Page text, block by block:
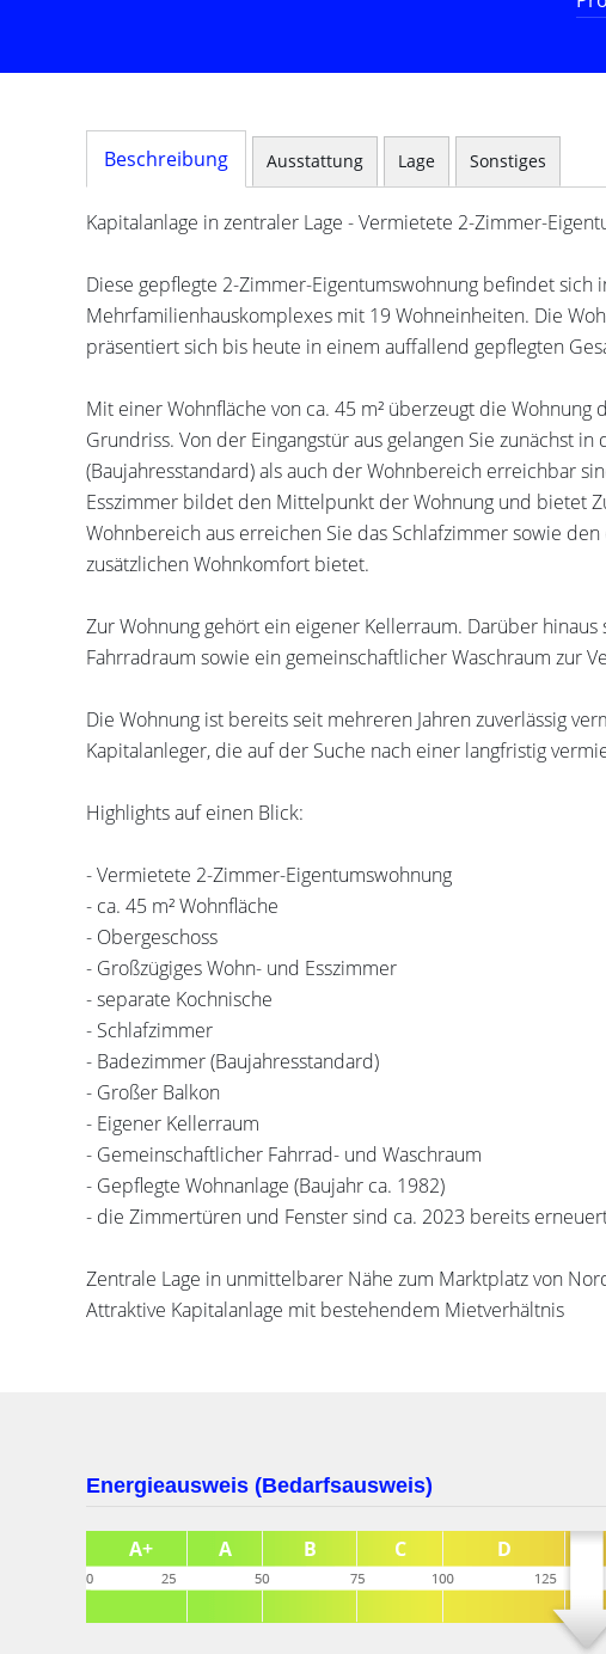
Beschreibung Ausstattung Lage Sonstiges
Kapitalanlage in zentraler Lage - Vermietete 2-Zimmer-
Diese gepflegte 2-Zimmer-Eigentumswohnung befindet sich
Mehrfamilienhauskomplexes mit 19 Wohneinheiten. Die
präsentiert sich bis heute in einem auffallend gepflegten
Mit einer Wohnfläche von ca. 45 m² überzeugt die
Grundriss. Von der Eingangstür aus gelangen Sie zunächst
(Baujahresstandard) als auch der Wohnbereich erreichbar
Esszimmer bildet den Mittelpunkt der Wohnung und bietet
Wohnbereich aus erreichen Sie das Schlafzimmer sowie
zusätzlichen Wohnkomfort bietet.
Zur Wohnung gehört ein eigener Kellerraum. Darüber
Fahrradraum sowie ein gemeinschaftlicher Waschraum zur
Die Wohnung ist bereits seit mehreren Jahren zuverlässig
Kapitalanleger, die auf der Suche nach einer langfristig
Highlights auf einen Blick:
- Vermietete 2-Zimmer-Eigentumswohnung
- ca. 45 m² Wohnfläche
- Obergeschoss
- Großzügiges Wohn- und Esszimmer
- separate Kochnische
- Schlafzimmer
- Badezimmer (Baujahresstandard)
- Großer Balkon
- Eigener Kellerraum
- Gemeinschaftlicher Fahrrad- und Waschraum
- Gepflegte Wohnanlage (Baujahr ca. 1982)
- die Zimmertüren und Fenster sind ca. 2023 bereits
Zentrale Lage in unmittelbarer Nähe zum Marktplatz von
Attraktive Kapitalanlage mit bestehendem Mietverhältnis
Energieausweis (Bedarfsausweis)